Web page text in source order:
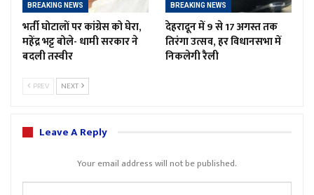
BREAKING NEWS
भर्ती घोटालों पर कांग्रेस को घेरा,
महेंद्र भट्ट बोले- धामी सरकार ने
बदली तस्वीर
BREAKING NEWS
देहरादून में 9 से 17 अगस्त तक
तिरंगा उत्सव, हर विधानसभा में
निकलेगी रैली
PREV NEXT
Leave A Reply
Your email address will not be published.